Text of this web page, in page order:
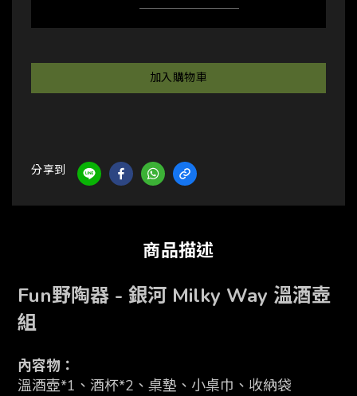
加入購物車
分享到
商品描述
Fun野陶器 - 銀河 Milky Way 溫酒壺
組
內容物：
溫酒壺*1、酒杯*2、桌墊、小桌巾、 收納袋